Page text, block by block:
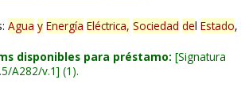
Agua y Energía Eléctrica, Sociedad del Estado,
disponibles para préstamo: Signatura
A282/v.1 (1).